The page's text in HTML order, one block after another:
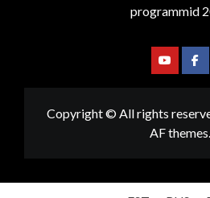
programmid
Youtube
Copyright © All rights
AF themes.